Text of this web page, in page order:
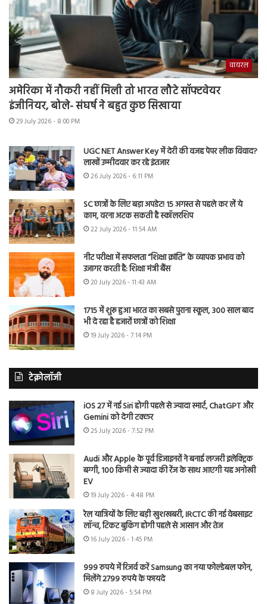
वायरल
अमेरिका में नौकरी नहीं मिली तो भारत लौटे सॉफ्टवेयर
इंजीनियर, बोले- संघर्ष ने बहुत कुछ सिखाया
29 July 2026 - 8:00 PM
UGC NET Answer Key में देरी की वजह पेपर लीक विवाद?
लाखों उम्मीदवार कर रहे इंतजार
26 July 2026 - 6:11 PM
SC छात्रों के लिए बड़ा अपडेट! 15 अगस्त से पहले कर लें ये
काम, वरना अटक सकती है स्कॉलरशिप
22 July 2026 - 11:54 AM
नीट परीक्षा में सफलता “शिक्षा क्रांति” के व्यापक प्रभाव को
उजागर करती है: शिक्षा मंत्री बैंस
20 July 2026 - 11:43 AM
1715 में शुरू हुआ भारत का सबसे पुराना स्कूल, 300 साल बाद
भी दे रहा है हजारों छात्रों को शिक्षा
19 July 2026 - 7:14 PM
टेक्नोलॉजी
iOS 27 में नई Siri होगी पहले से ज्यादा स्मार्ट, ChatGPT और
Gemini को देगी टक्कर
25 July 2026 - 7:52 PM
Audi और Apple के पूर्व डिजाइनरों ने बनाई लग्जरी इलेक्ट्रिक
बग्गी, 100 किमी से ज्यादा की रेंज के साथ आएगी यह अनोखी
EV
19 July 2026 - 4:48 PM
रेल यात्रियों के लिए बड़ी खुशखबरी, IRCTC की नई वेबसाइट
लॉन्च, टिकट बुकिंग होगी पहले से आसान और तेज
16 July 2026 - 1:45 PM
999 रुपये में रिजर्व करें Samsung का नया फोल्डेबल फोन,
मिलेंगे 2799 रुपये के फायदे
8 July 2026 - 5:54 PM